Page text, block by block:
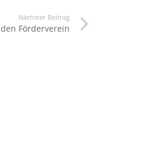
Nächster Beitrag
Förderverein